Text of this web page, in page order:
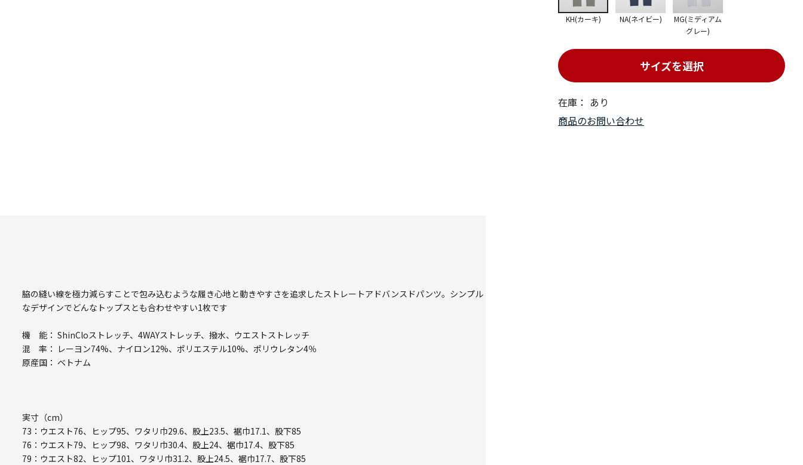
在庫： あり
サイズを選択
KH(カーキ) NA(ネイビー)
MG(ミディアム
グレー)
商品のお問い合わせ
脇の縫い線を極力減らすことで包み込むような履き心地と動きやすさを追求したストレートアドバンスドパンツ。シンプル
なデザインでどんなトップスとも合わせやすい1枚です
機 能： ShinCloストレッチ、4WAYストレッチ、撥水、ウエストストレッチ
混 率： レーヨン74%、ナイロン12%、ポリエステル10%、ポリウレタン4％
原産国： ベトナム
実寸（cm）
73：ウエスト76、ヒップ95、ワタリ巾29.6、股上23.5、裾巾17.1、股下85
76：ウエスト79、ヒップ98、ワタリ巾30.4、股上24、裾巾17.4、股下85
79：ウエスト82、ヒップ101、ワタリ巾31.2、股上24.5、裾巾17.7、股下85